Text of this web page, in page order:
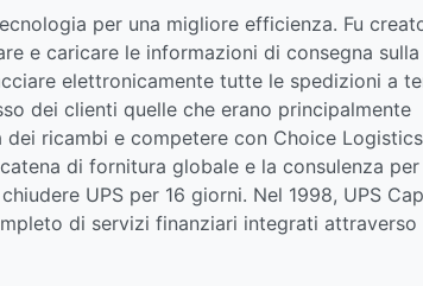
per una migliore efficienza. Fu
e caricare le informazioni di consegna sulla
elettronicamente tutte le spedizioni a
dei clienti quelle che erano principalmente
ricambi e competere con Choice
di fornitura globale e la consulenza
UPS per 16 giorni. Nel 1998, UPS
di servizi finanziari integrati attraverso